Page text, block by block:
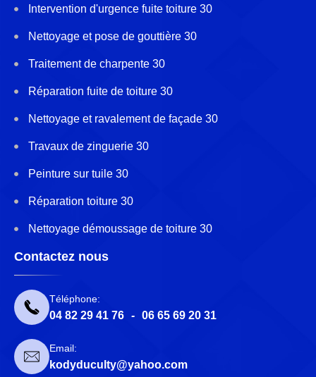
Intervention d'urgence fuite toiture 30
Nettoyage et pose de gouttière 30
Traitement de charpente 30
Réparation fuite de toiture 30
Nettoyage et ravalement de façade 30
Travaux de zinguerie 30
Peinture sur tuile 30
Réparation toiture 30
Nettoyage démoussage de toiture 30
Contactez nous
Téléphone:
04 82 29 41 76 - 06 65 69 20 31
Email:
kodyduculty@yahoo.com